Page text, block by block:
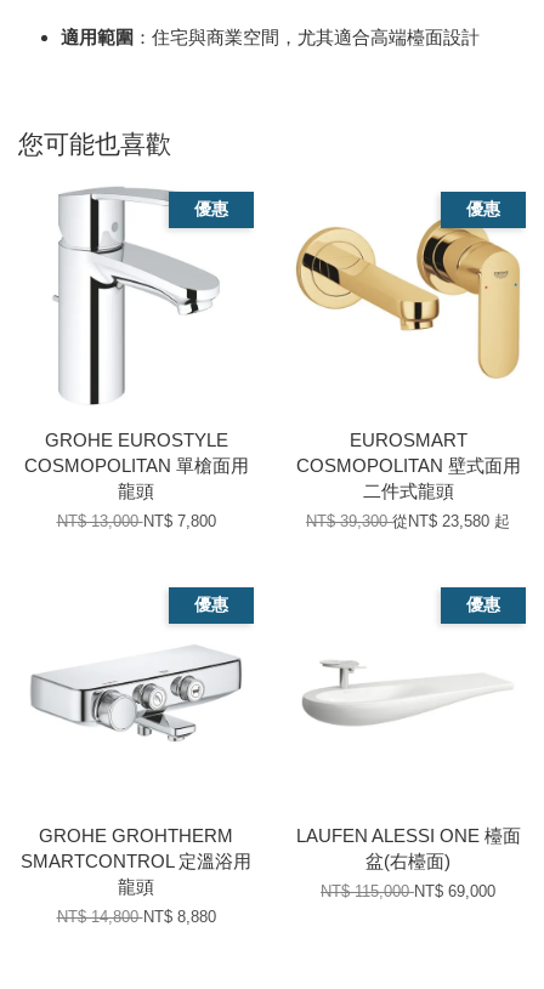
適用範圍 ：住宅與商業空間，尤其適合高端檯面設計
您可能也喜歡
優惠
GROHE EUROSTYLE
COSMOPOLITAN 單槍面用
龍頭
NT$ 13,000NT$ 7,800
優惠
EUROSMART
COSMOPOLITAN 壁式面用
二件式龍頭
NT$ 39,300從NT$ 23,580 起
優惠
GROHE GROHTHERM
SMARTCONTROL 定溫浴用
龍頭
NT$ 14,800NT$ 8,880
優惠
LAUFEN ALESSI ONE 檯面
盆(右檯面)
NT$ 115,000NT$ 69,000